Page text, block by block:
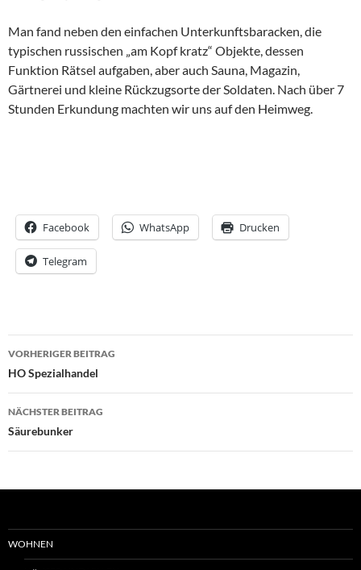
Man fand neben den einfachen Unterkunftsbaracken, die
typischen russischen „am Kopf kratz“ Objekte, dessen
Funktion Rätsel aufgaben, aber auch Sauna, Magazin,
Gärtnerei und kleine Rückzugsorte der Soldaten. Nach über 7
Stunden Erkundung machten wir uns auf den Heimweg.
Facebook WhatsApp Drucken
Telegram
Beitrags-
Navigation
VORHERIGER BEITRAG
HO Spezialhandel
NÄCHSTER BEITRAG
Säurebunker
WOHNEN